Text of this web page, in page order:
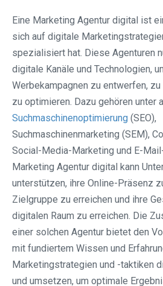
Eine Marketing Agentur digital ist
sich auf digitale
spezialisiert hat. Diese Agenturen
digitale Kanäle und Technologien,
Werbekampagnen zu entwerfen,
zu optimieren. Dazu gehören unter
Suchmaschinenoptimierung (SEO),
Suchmaschinenmarketing (SEM),
Social-Media-Marketing und E-
Marketing Agentur digital kann
unterstützen, ihre Online-Präsenz
Zielgruppe zu erreichen und ihre
digitalen Raum zu erreichen. Die
einer solchen Agentur bietet den
mit fundiertem Wissen und
Marketingstrategien und -taktiken
und umsetzen, um optimale